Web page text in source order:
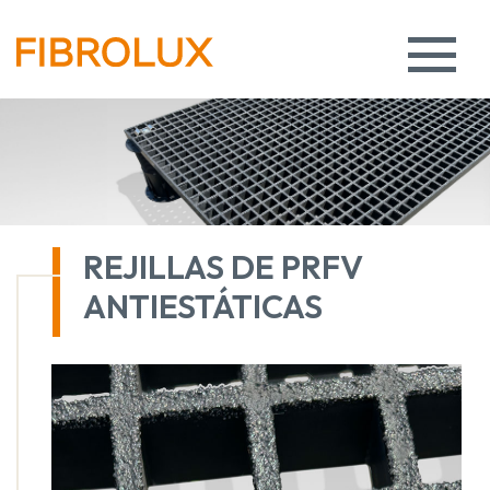
REJILLAS DE PRFV
ANTIESTÁTICAS